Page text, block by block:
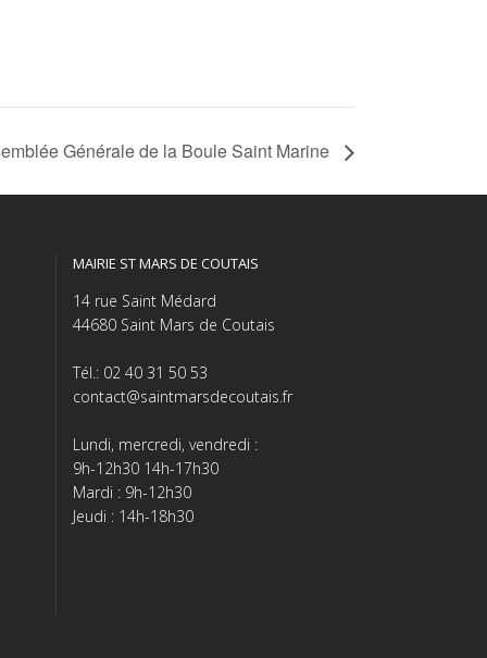
Générale de la Boule Saint Marine
MAIRIE ST MARS DE COUTAIS
14 rue Saint Médard
44680 Saint Mars de Coutais
Tél.: 02 40 31 50 53
contact@saintmarsdecoutais.fr
Lundi, mercredi, vendredi :
9h-12h30 14h-17h30
Mardi : 9h-12h30
Jeudi : 14h-18h30